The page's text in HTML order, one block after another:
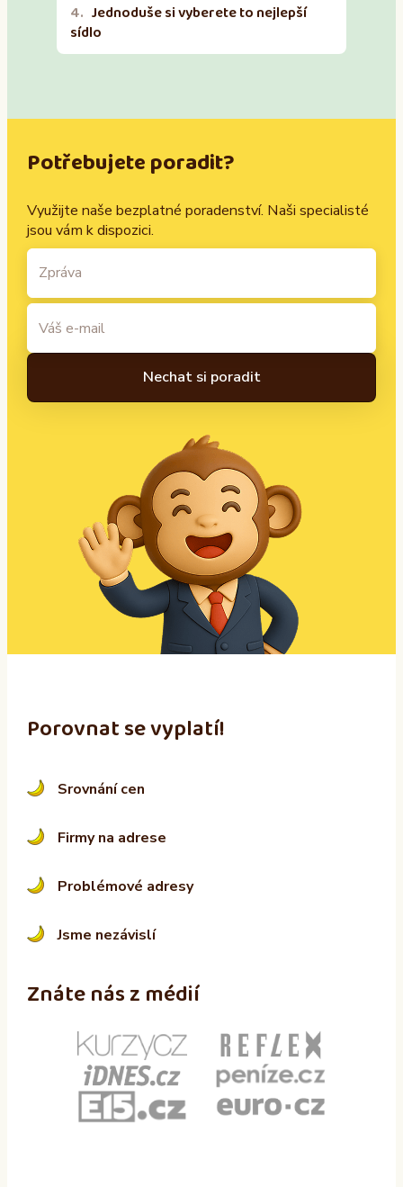
Jednoduše si vyberete to nejlepší
sídlo
Potřebujete poradit?
Využijte naše bezplatné poradenství. Naši specialisté
jsou vám k dispozici.
:
Porovnat se vyplatí!
Srovnání cen
Firmy na adrese
Problémové adresy
Jsme nezávislí
Znáte nás z médií